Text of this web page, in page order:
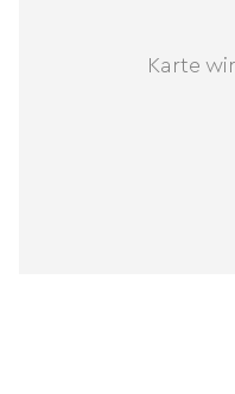
Karte